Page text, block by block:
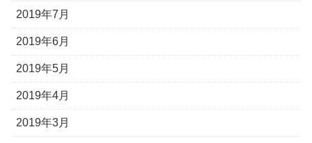
2019年7月
2019年6月
2019年5月
2019年4月
2019年3月